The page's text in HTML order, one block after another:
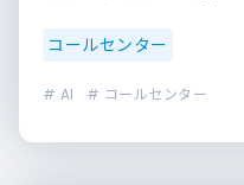
コールセンター
# AI # コールセンター